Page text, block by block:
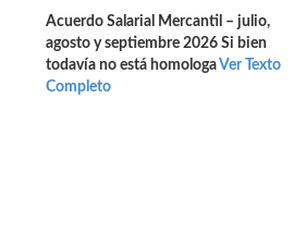
Acuerdo Salarial Mercantil – julio,
agosto y septiembre 2026 Si bien
todavía no está homologaVer Texto
Completo